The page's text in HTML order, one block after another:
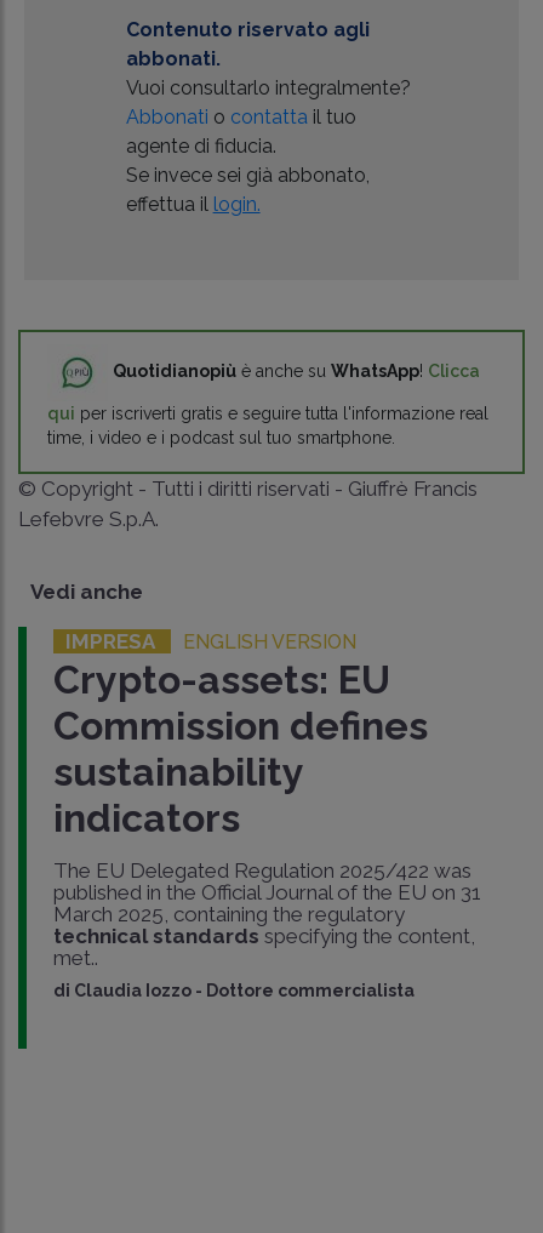
Contenuto riservato agli
abbonati.
Vuoi consultarlo integralmente?
Abbonati o contatta il tuo
agente di fiducia.
Se invece sei già abbonato,
effettua il login.
Quotidianopiù è anche su WhatsApp! Clicca
qui per iscriverti gratis e seguire tutta l'informazione real
time, i video e i podcast sul tuo smartphone.
© Copyright - Tutti i diritti riservati - Giuffrè Francis
Lefebvre S.p.A.
Vedi anche
IMPRESA ENGLISH VERSION
Crypto-assets: EU
Commission defines
sustainability
indicators
The EU Delegated Regulation 2025/422 was
published in the Official Journal of the EU on 31
March 2025, containing the regulatory
technical standards specifying the content,
met..
di Claudia Iozzo - Dottore commercialista